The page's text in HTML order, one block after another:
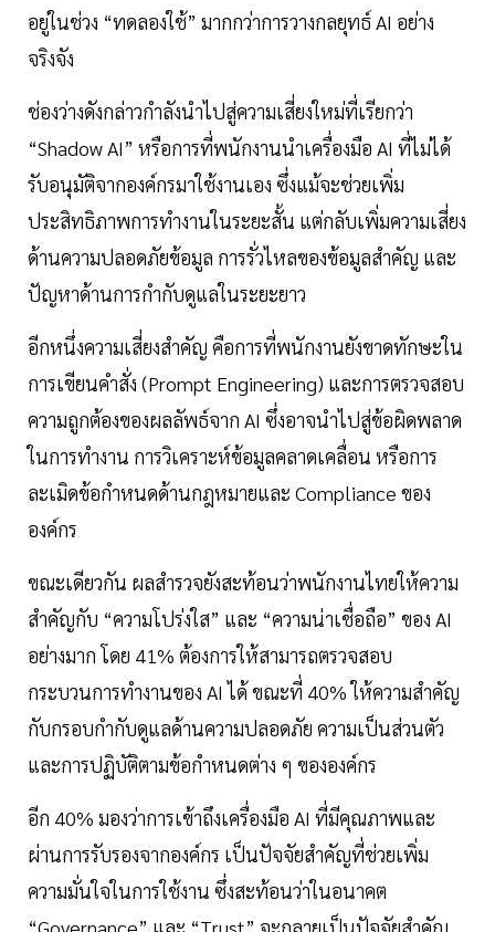
อยู่ในช่วง “ทดลองใช้” มากกว่าการวางกลยุทธ์ AI อย่าง
จริงจัง
ช่องว่างดังกล่าวกำลังนำไปสู่ความเสี่ยงใหม่ที่เรียกว่า
“Shadow AI” หรือการที่พนักงานนำเครื่องมือ AI ที่ไม่ได้
รับอนุมัติจากองค์กรมาใช้งานเอง ซึ่งแม้จะช่วยเพิ่ม
ประสิทธิภาพการทำงานในระยะสั้น แต่กลับเพิ่มความเสี่ยง
ด้านความปลอดภัยข้อมูล การรั่วไหลของข้อมูลสำคัญ และ
ปัญหาด้านการกำกับดูแลในระยะยาว
อีกหนึ่งความเสี่ยงสำคัญ คือการที่พนักงานยังขาดทักษะใน
การเขียนคำสั่ง (Prompt Engineering) และการตรวจสอบ
ความถูกต้องของผลลัพธ์จาก AI ซึ่งอาจนำไปสู่ข้อผิดพลาด
ในการทำงาน การวิเคราะห์ข้อมูลคลาดเคลื่อน หรือการ
ละเมิดข้อกำหนดด้านกฎหมายและ Compliance ของ
องค์กร
ขณะเดียวกัน ผลสำรวจยังสะท้อนว่าพนักงานไทยให้ความ
สำคัญกับ “ความโปร่งใส” และ “ความน่าเชื่อถือ” ของ AI
อย่างมาก โดย 41% ต้องการให้สามารถตรวจสอบ
กระบวนการทำงานของ AI ได้ ขณะที่ 40% ให้ความสำคัญ
กับกรอบกำกับดูแลด้านความปลอดภัย ความเป็นส่วนตัว
และการปฏิบัติตามข้อกำหนดต่าง ๆ ขององค์กร
อีก 40% มองว่าการเข้าถึงเครื่องมือ AI ที่มีคุณภาพและ
ผ่านการรับรองจากองค์กร เป็นปัจจัยสำคัญที่ช่วยเพิ่ม
ความมั่นใจในการใช้งาน ซึ่งสะท้อนว่าในอนาคต